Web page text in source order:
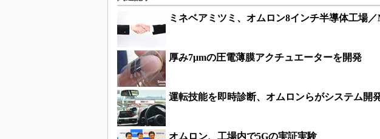
ミネベアミツミ、オムロン8インチ半導体工場
厚み7μmの圧電薄膜アクチュエーターを開発
運転技能を即時診断、オムロンらがシステム開
オムロン、工場内で5Gの実証実験